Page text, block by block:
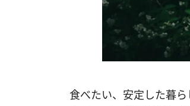
食べたい、安定した暮